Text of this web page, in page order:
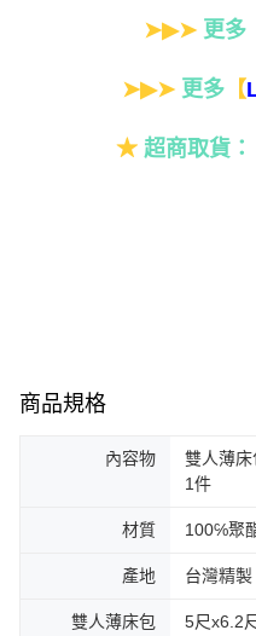
➤▶➤ 更多
➤▶➤ 更多 【
★ 超商取貨：
商品規格
內容物
雙人薄
1件
材質 100℅聚
產地 台灣精製
雙人薄床包
5尺x6.2